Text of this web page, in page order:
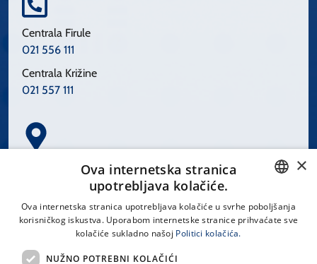
Centrala Firule
021 556 111
Centrala Križine
021 557 111
Spinčićeva 1, 21000 Split
CROATIAN
×
Ova internetska stranica
upotrebljava kolačiće.
Ova internetska stranica upotrebljava kolačiće u svrhe poboljšanja
korisničkog iskustva. Uporabom internetske stranice prihvaćate sve
kolačiće sukladno našoj Politici kolačića.
NUŽNO POTREBNI KOLAČIĆI